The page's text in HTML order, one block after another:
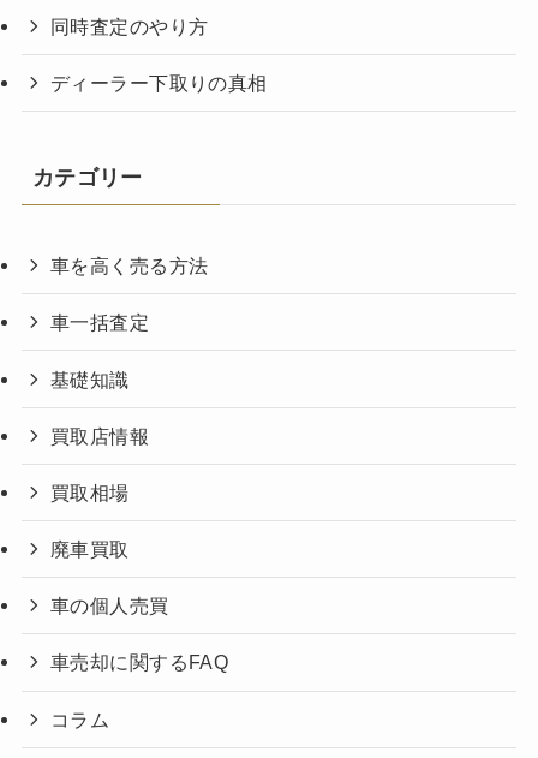
同時査定のやり方
ディーラー下取りの真相
カテゴリー
車を高く売る方法
車一括査定
基礎知識
買取店情報
買取相場
廃車買取
車の個人売買
車売却に関するFAQ
コラム